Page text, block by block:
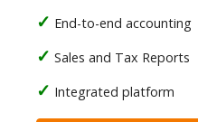
End-to-end accounting
Sales and Tax Reports
Integrated platform